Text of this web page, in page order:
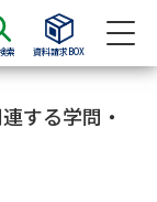
索 資料請求BOX
検索
する学問・